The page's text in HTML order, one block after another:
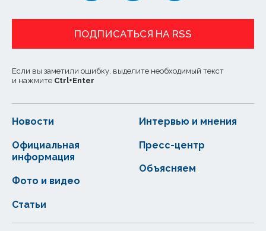
ПОДПИСАТЬСЯ НА RSS
Если вы заметили ошибку, выделите необходимый текст
и нажмите Ctrl+Enter
Новости
Статьи
Официальная
информация
Интервью и мнения
Фото и видео
Пресс-центр
Объясняем